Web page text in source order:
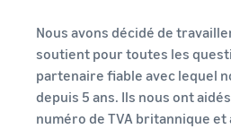
Nous avons décidé de
soutient pour toutes les
partenaire fiable avec lequel
depuis 5 ans. Ils nous ont
numéro de TVA britannique